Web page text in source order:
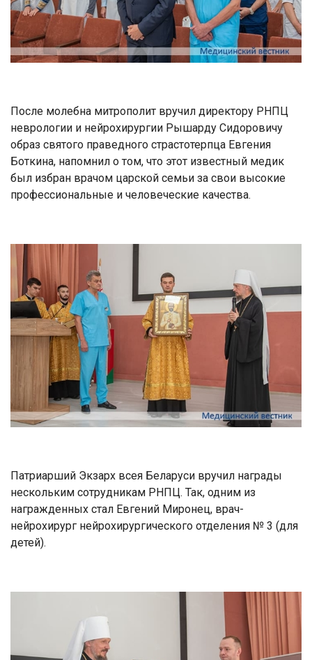
После молебна митрополит вручил директору РНПЦ
неврологии и нейрохирургии Рышарду Сидоровичу
образ святого праведного страстотерпца Евгения
Боткина, напомнил о том, что этот известный медик
был избран врачом царской семьи за свои высокие
профессиональные и человеческие качества.
Патриарший Экзарх всея Беларуси вручил награды
нескольким сотрудникам РНПЦ. Так, одним из
награжденных стал Евгений Миронец, врач-
нейрохирург нейрохирургического отделения № 3 (для
детей).